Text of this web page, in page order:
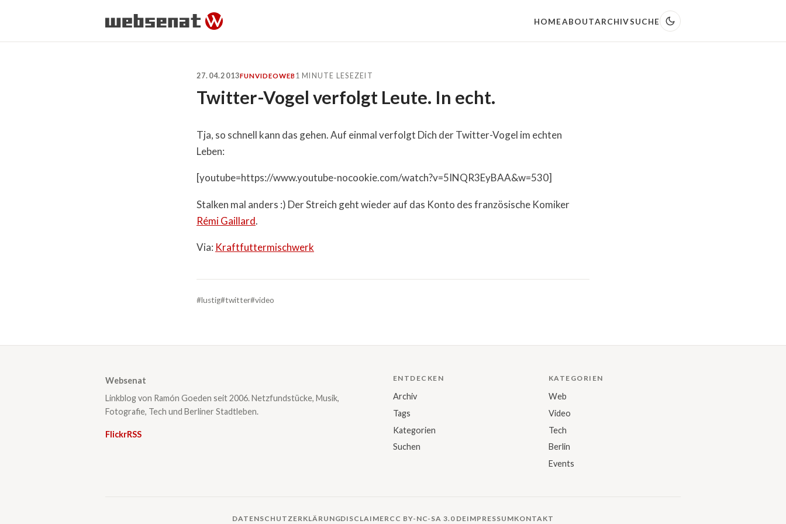
HOMEABOUTARCHIVSUCHE
27.04.2013FUNVIDEOWEB1 MINUTE LESEZEIT
Twitter-Vogel verfolgt Leute. In echt.
Tja, so schnell kann das gehen. Auf einmal verfolgt Dich der Twitter-Vogel im echten
Leben:
[youtube=https://www.youtube-nocookie.com/watch?v=5INQR3EyBAA&w=530]
Stalken mal anders :) Der Streich geht wieder auf das Konto des französische Komiker
Rémi Gaillard.
Via: Kraftfuttermischwerk
#lustig#twitter#video
Websenat
Linkblog von Ramón Goeden seit 2006. Netzfundstücke, Musik,
Fotografie, Tech und Berliner Stadtleben.
FlickrRSS
ENTDECKEN
Archiv
Tags
Kategorien
Suchen
KATEGORIEN
Web
Video
Tech
Berlin
Events
DATENSCHUTZERKLÄRUNGDISCLAIMERCC BY-NC-SA 3.0 DEIMPRESSUMKONTAKT